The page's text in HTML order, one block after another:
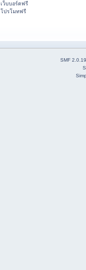
เว็บบอร์ดฟรี
โปรโมทฟรี
SMF 2.0.19